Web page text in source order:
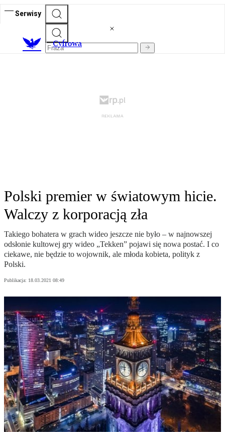
Serwisy
Cyfrowa
Polski premier w światowym hicie.
Walczy z korporacją zła
Takiego bohatera w grach wideo jeszcze nie było – w najnowszej
odsłonie kultowej gry wideo „Tekken” pojawi się nowa postać. I co
ciekawe, nie będzie to wojownik, ale młoda kobieta, polityk z
Polski.
Publikacja: 18.03.2021 08:49